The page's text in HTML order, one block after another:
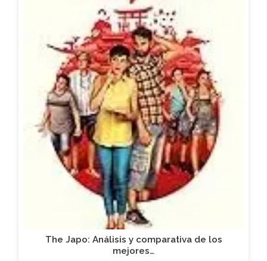
The Japo: Análisis y comparativa de los
mejores…